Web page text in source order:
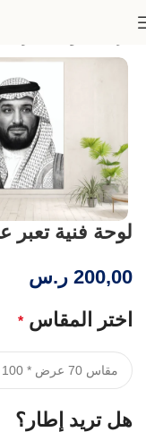
لوحة فنية تعبر
200,00 ر.س
اختر المقاس *
هل تريد إطار؟